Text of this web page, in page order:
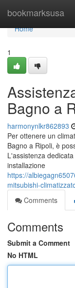
bookmarksusa
Home
Home
1
Bagno a
harmonynlkr862893
Per ottenere un
Bagno a Ripoli, è
L'assistenza
installazione
https://
mitsubishi-
Comments
Comments
Submit a Comment
No HTML